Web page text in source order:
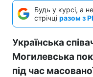
Будь у курсі, а
стрічці разом з
Українська
Могилевська
під час